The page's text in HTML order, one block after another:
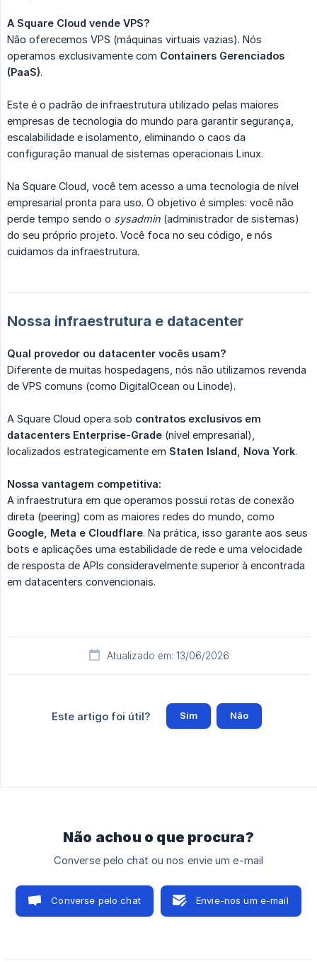
A Square Cloud vende VPS?
Não oferecemos VPS (máquinas virtuais vazias). Nós
operamos exclusivamente com Containers Gerenciados
(PaaS).
Este é o padrão de infraestrutura utilizado pelas maiores
empresas de tecnologia do mundo para garantir segurança,
escalabilidade e isolamento, eliminando o caos da
configuração manual de sistemas operacionais Linux.
Na Square Cloud, você tem acesso a uma tecnologia de nível
empresarial pronta para uso. O objetivo é simples: você não
perde tempo sendo o sysadmin (administrador de sistemas)
do seu próprio projeto. Você foca no seu código, e nós
cuidamos da infraestrutura.
Nossa infraestrutura e datacenter
Qual provedor ou datacenter vocês usam?
Diferente de muitas hospedagens, nós não utilizamos revenda
de VPS comuns (como DigitalOcean ou Linode).
A Square Cloud opera sob contratos exclusivos em
datacenters Enterprise-Grade (nível empresarial),
localizados estrategicamente em Staten Island, Nova York.
Nossa vantagem competitiva:
A infraestrutura em que operamos possui rotas de conexão
direta (peering) com as maiores redes do mundo, como
Google, Meta e Cloudflare. Na prática, isso garante aos seus
bots e aplicações uma estabilidade de rede e uma velocidade
de resposta de APIs consideravelmente superior à encontrada
em datacenters convencionais.
Atualizado em: 13/06/2026
Este artigo foi útil? Sim Não
Não achou o que procura?
Converse pelo chat ou nos envie um e-mail
Converse pelo chat Envie-nos um e-mail